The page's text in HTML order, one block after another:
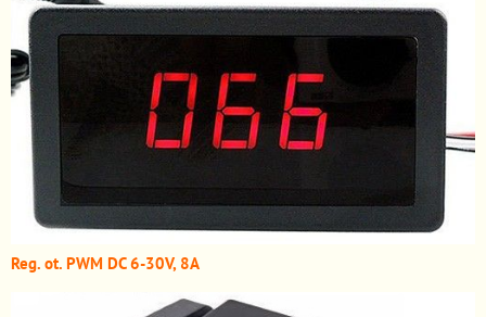
Reg. ot. PWM DC 6-30V, 8A